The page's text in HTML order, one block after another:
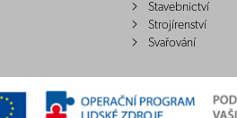
Stavebnictví
Strojírenství
Svařování